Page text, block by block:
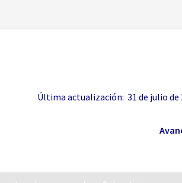
Dado en Bogotá,
DIANA ALEXANDRA
Última actualización: 31 de julio de